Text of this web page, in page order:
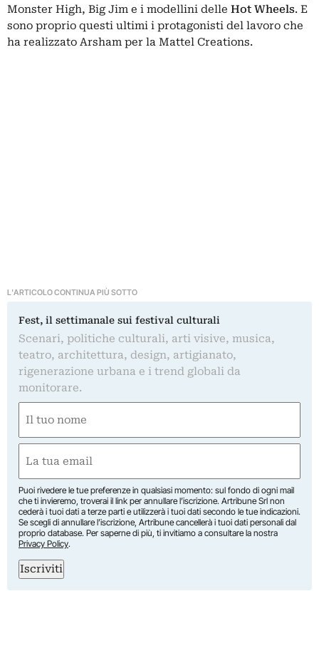
Monster High, Big Jim e i modellini delle Hot Wheels. E
sono proprio questi ultimi i protagonisti del lavoro che
ha realizzato Arsham per la Mattel Creations.
L'ARTICOLO CONTINUA PIÙ SOTTO
Fest, il settimanale sui festival culturali
Scenari, politiche culturali, arti visive, musica,
teatro, architettura, design, artigianato,
rigenerazione urbana e i trend globali da
monitorare.
(Required)
First
(Required)
Puoi rivedere le tue preferenze in qualsiasi momento: sul fondo di ogni mail
che ti invieremo, troverai il link per annullare l’iscrizione. Artribune Srl non
cederà i tuoi dati a terze parti e utilizzerà i tuoi dati secondo le tue indicazioni.
Se scegli di annullare l’iscrizione, Artribune cancellerà i tuoi dati personali dal
proprio database. Per saperne di più, ti invitiamo a consultare la nostra
Privacy Policy.
Iscriviti